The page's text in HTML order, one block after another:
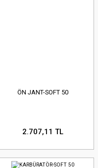
ÖN JANT-SOFT 50
2.707,11 TL